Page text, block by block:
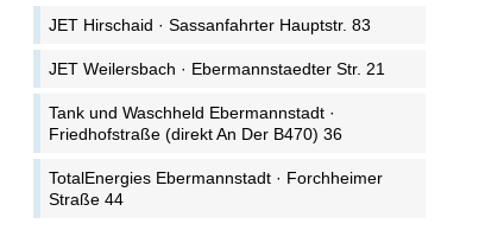
JET Hirschaid · Sassanfahrter Hauptstr. 83
JET Weilersbach · Ebermannstaedter Str. 21
Tank und Waschheld Ebermannstadt ·
Friedhofstraße (direkt An Der B470) 36
TotalEnergies Ebermannstadt · Forchheimer
Straße 44